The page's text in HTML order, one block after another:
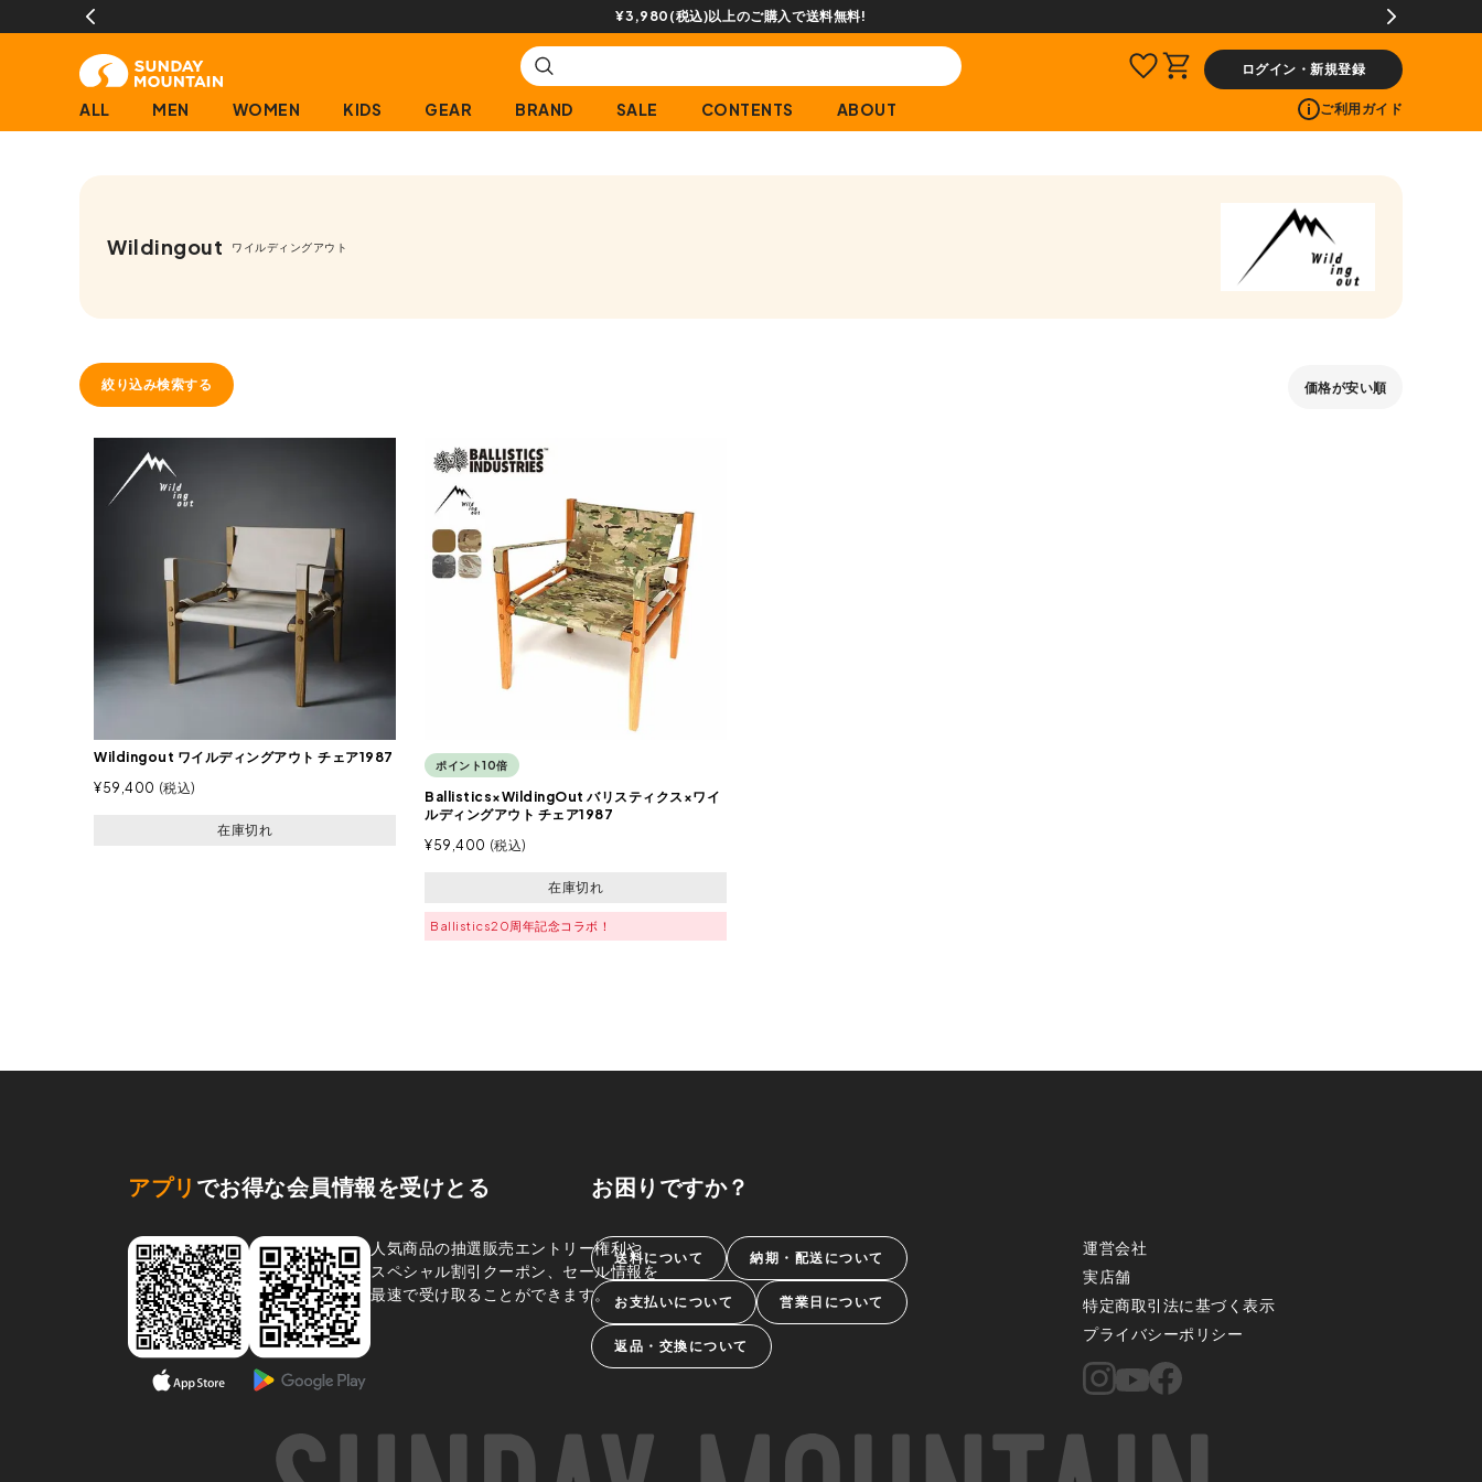
¥3,980(税込)以上のご購入で送料無料!
ログイン・新規登録
ALL MEN WOMEN KIDS GEAR BRAND SALE CONTENTS ABOUT ご利用ガイド
Wildingout ワイルディングアウト
絞り込み検索する 価格が安い順
Wildingout ワイルディングアウト チェア1987
¥59,400 税込
在庫切れ
ポイント10倍
Ballistics×WildingOut バリスティクス×ワイ
ルディングアウト チェア1987
¥59,400 税込
在庫切れ
Ballistics20周年記念コラボ！
アプリ でお得な会員情報を受けとる
人気商品の抽選販売エントリー権利や、
スペシャル割引クーポン、セール情報を
最速で受け取ることができます。
お困りですか？
送料について 納期・配送について
お支払いについて 営業日について
返品・交換について
運営会社
実店舗
特定商取引法に基づく表示
プライバシーポリシー